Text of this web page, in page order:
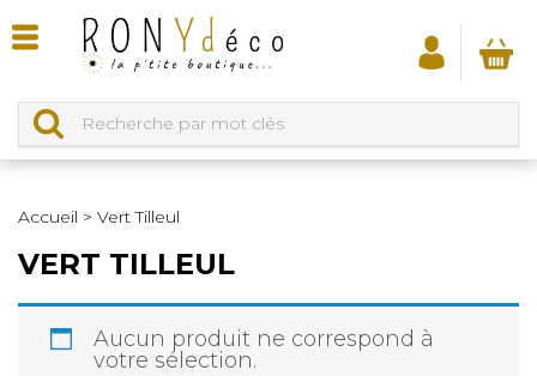
Accueil > Vert Tilleul
VERT TILLEUL
Aucun produit ne correspond à
votre sélection.